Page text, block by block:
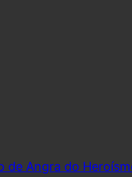
de Angra do